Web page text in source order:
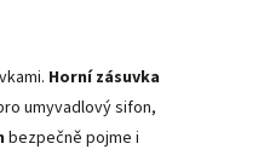
Horní zásuvka
umyvadlový sifon,
bezpečně pojme i